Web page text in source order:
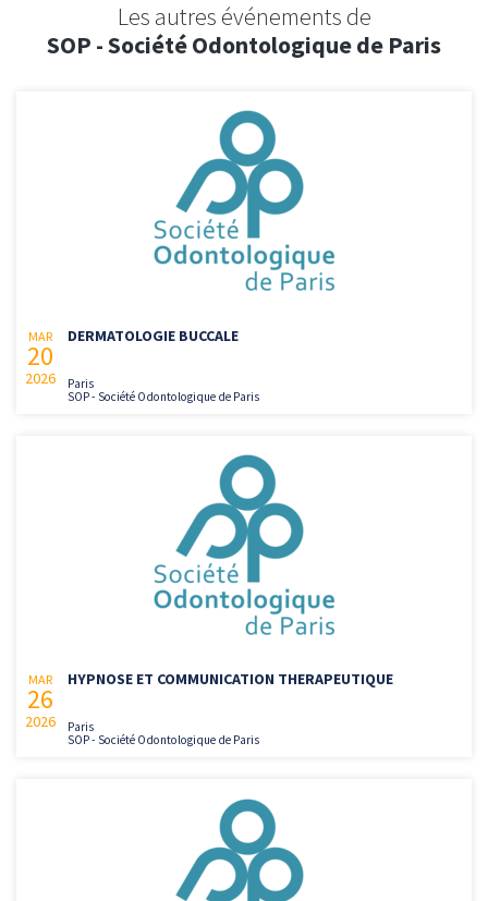
Les autres événements de
SOP - Société Odontologique de Paris
MAR
20
2026
DERMATOLOGIE BUCCALE
Paris
SOP - Société Odontologique de Paris
MAR
26
2026
HYPNOSE ET COMMUNICATION THERAPEUTIQUE
Paris
SOP - Société Odontologique de Paris